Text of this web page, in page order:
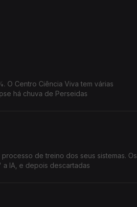
O Centro Ciência Viva tem várias
há chuva de Perseidas
de treino dos seus sistemas. Os
IA, e depois descartadas